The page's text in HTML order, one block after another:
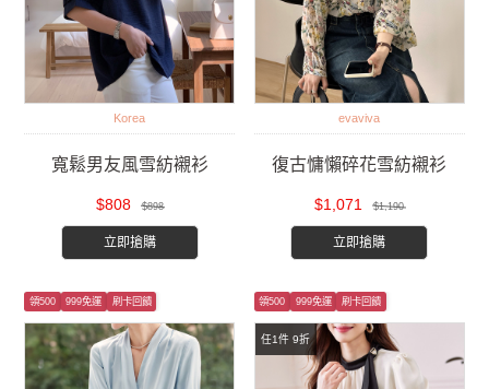
Korea
寬鬆男友風雪紡襯衫
$808 $898
立即搶購
evaviva
復古慵懶碎花雪紡襯衫
$1,071 $1,190
立即搶購
領500 999免運 刷卡回饋
任1件 9折
領500 999免運 刷卡回饋